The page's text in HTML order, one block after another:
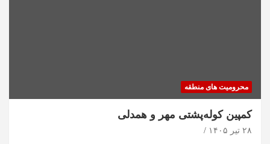
محرومیت های منطقه
کمپین کوله‌پشتی مهر و همدلی
۲۸ تیر ۱۴۰۵